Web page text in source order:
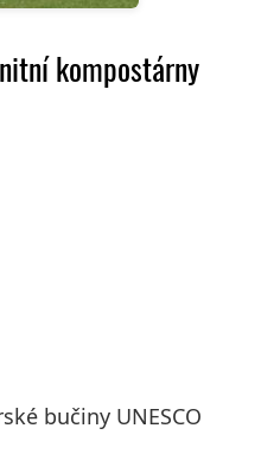
kompostárny
bučiny UNESCO